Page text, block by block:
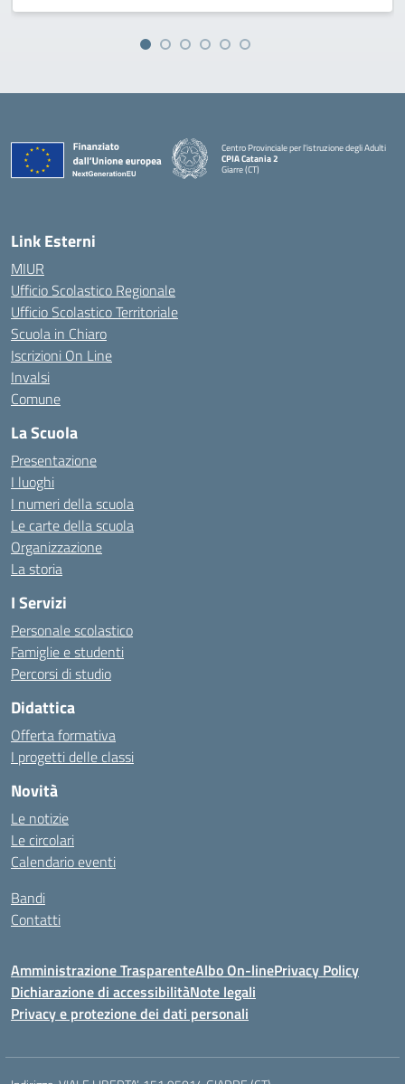
Centro Provinciale per l'istruzione degli Adulti
CPIA Catania 2
Giarre (CT)
Link Esterni
MIUR
Ufficio Scolastico Regionale
Ufficio Scolastico Territoriale
Scuola in Chiaro
Iscrizioni On Line
Invalsi
Comune
La Scuola
Presentazione
I luoghi
I numeri della scuola
Le carte della scuola
Organizzazione
La storia
I Servizi
Personale scolastico
Famiglie e studenti
Percorsi di studio
Didattica
Offerta formativa
I progetti delle classi
Novità
Le notizie
Le circolari
Calendario eventi
Bandi
Contatti
Amministrazione TrasparenteAlbo On-linePrivacy Policy
Dichiarazione di accessibilitàNote legali
Privacy e protezione dei dati personali